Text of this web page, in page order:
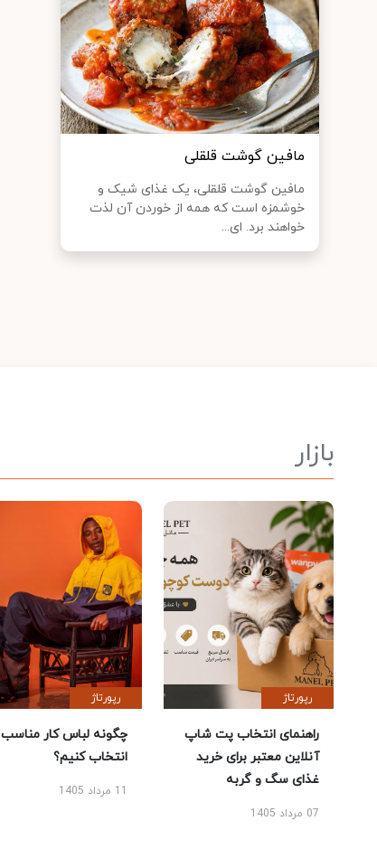
مافین گوشت قلقلی
مافین گوشت قلقلی، یک غذای شیک و
خوشمزه است که همه از خوردن آن لذت
خواهند برد. ای...
بازار
رپورتاژ
راهنمای انتخاب پت شاپ
آنلاین معتبر برای خرید
غذای سگ و گربه
07 مرداد 1405
رپورتاژ
چگونه لباس کار مناسب
انتخاب کنیم؟
11 مرداد 1405